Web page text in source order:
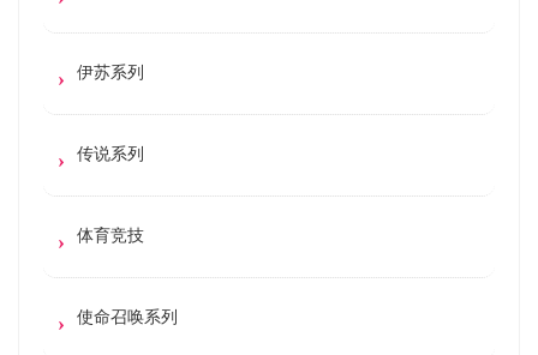
伊苏系列
传说系列
体育竞技
使命召唤系列